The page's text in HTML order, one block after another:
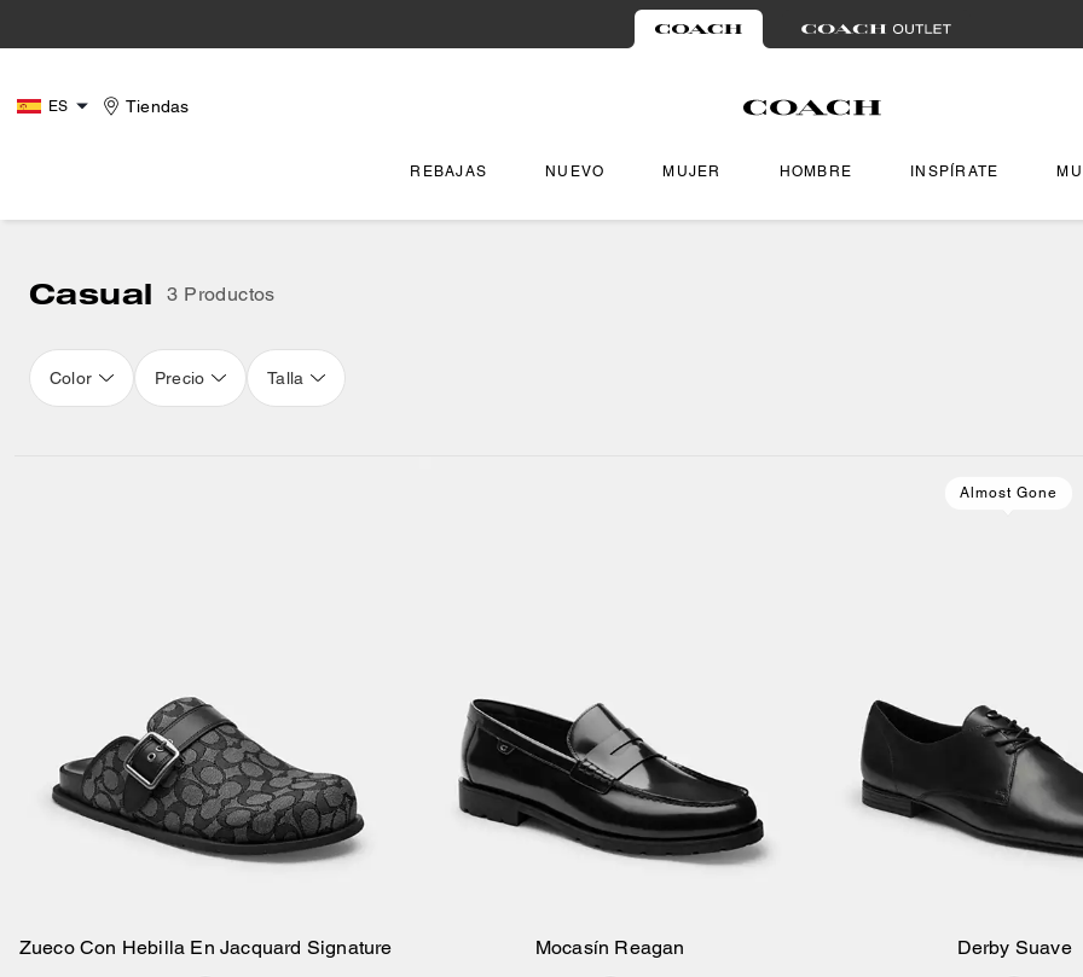
ES Tiendas
REBAJAS NUEVO MUJER HOMBRE INSPÍRATE
Casual 3 Productos
Color Precio Talla
Añadir A La Cesta
Zueco Con Hebilla En Jacquard Signature
Añadir A La Cesta
Mocasín Reagan
Almost Gone
Añadir A La
Derby Suave